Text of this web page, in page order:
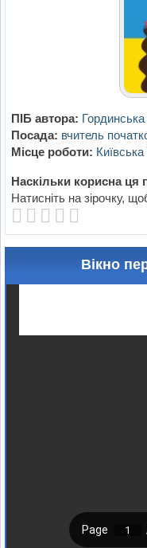
ПІБ автора:
Посада: вчитель
Місце роботи:
Наскільки корисна ця
Натисніть на зірочку,
Вікно